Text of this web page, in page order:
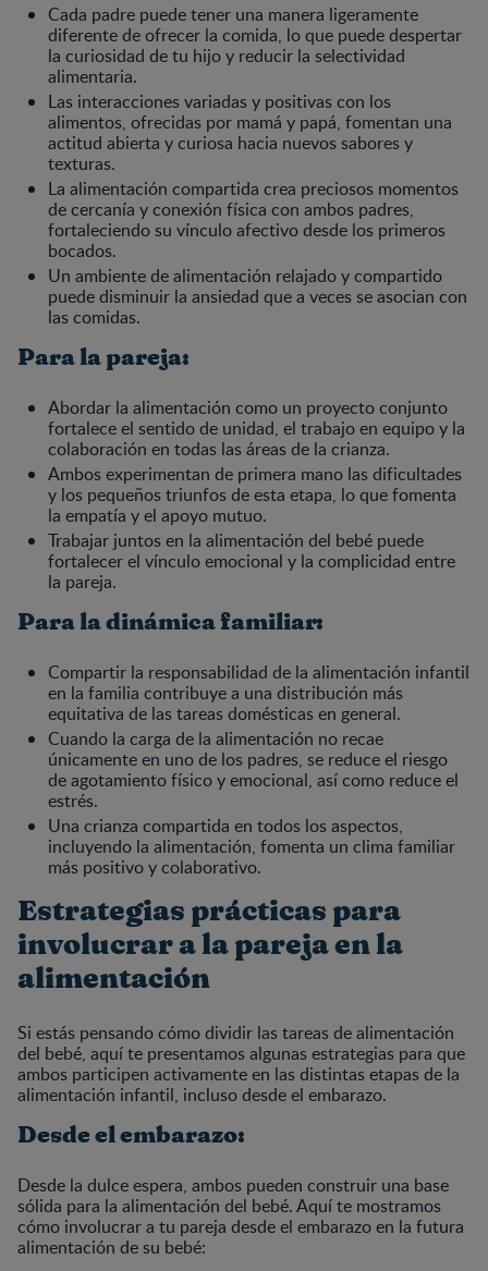
Cada padre puede tener una manera ligeramente
diferente de ofrecer la comida, lo que puede despertar
la curiosidad de tu hijo y reducir la selectividad
alimentaria.
Las interacciones variadas y positivas con los
alimentos, ofrecidas por mamá y papá, fomentan una
actitud abierta y curiosa hacia nuevos sabores y
texturas.
La alimentación compartida crea preciosos momentos
de cercanía y conexión física con ambos padres,
fortaleciendo su vínculo afectivo desde los primeros
bocados.
Un ambiente de alimentación relajado y compartido
puede disminuir la ansiedad que a veces se asocian con
las comidas.
Para la pareja:
Abordar la alimentación como un proyecto conjunto
fortalece el sentido de unidad, el trabajo en equipo y la
colaboración en todas las áreas de la crianza.
Ambos experimentan de primera mano las dificultades
y los pequeños triunfos de esta etapa, lo que fomenta
la empatía y el apoyo mutuo.
Trabajar juntos en la alimentación del bebé puede
fortalecer el vínculo emocional y la complicidad entre
la pareja.
Para la dinámica familiar:
Compartir la responsabilidad de la alimentación infantil
en la familia contribuye a una distribución más
equitativa de las tareas domésticas en general.
Cuando la carga de la alimentación no recae
únicamente en uno de los padres, se reduce el riesgo
de agotamiento físico y emocional, así como reduce el
estrés.
Una crianza compartida en todos los aspectos,
incluyendo la alimentación, fomenta un clima familiar
más positivo y colaborativo.
Estrategias prácticas para
involucrar a la pareja en la
alimentación
Si estás pensando cómo dividir las tareas de alimentación
del bebé, aquí te presentamos algunas estrategias para que
ambos participen activamente en las distintas etapas de la
alimentación infantil, incluso desde el embarazo.
Desde el embarazo:
Desde la dulce espera, ambos pueden construir una base
sólida para la alimentación del bebé. Aquí te mostramos
cómo involucrar a tu pareja desde el embarazo en la futura
alimentación de su bebé: